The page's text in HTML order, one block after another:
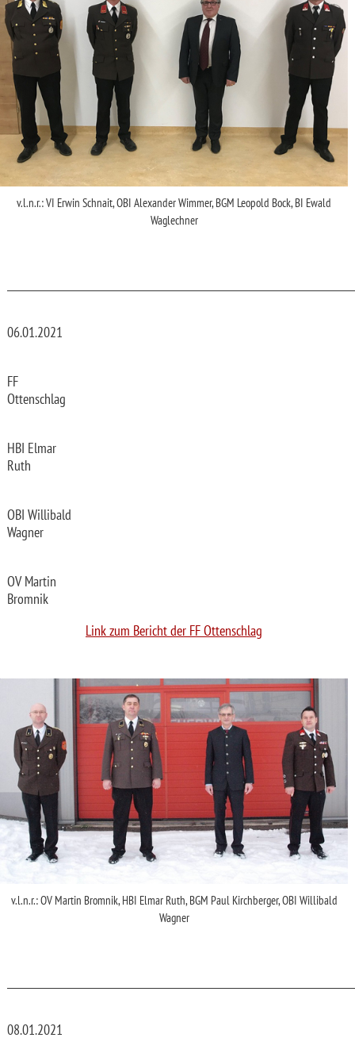
v.l.n.r.: VI Erwin Schnait, OBI Alexander Wimmer, BGM Leopold Bock, BI Ewald
Waglechner
06.01.2021
FF
Ottenschlag
HBI Elmar
Ruth
OBI Willibald
Wagner
OV Martin
Bromnik
Link zum Bericht der FF Ottenschlag
v.l.n.r.: OV Martin Bromnik, HBI Elmar Ruth, BGM Paul Kirchberger, OBI Willibald
Wagner
08.01.2021